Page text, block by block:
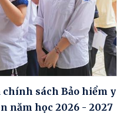
chính sách Bảo hiểm y
năm học 2026 - 2027